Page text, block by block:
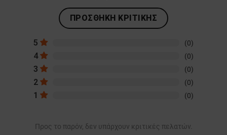
ΠΡΟΣΘΉΚΗ ΚΡΙΤΙΚΉΣ
5 (0)
4 (0)
3 (0)
2 (0)
1 (0)
Προς το παρόν, δεν υπάρχουν κριτικές πελατών.